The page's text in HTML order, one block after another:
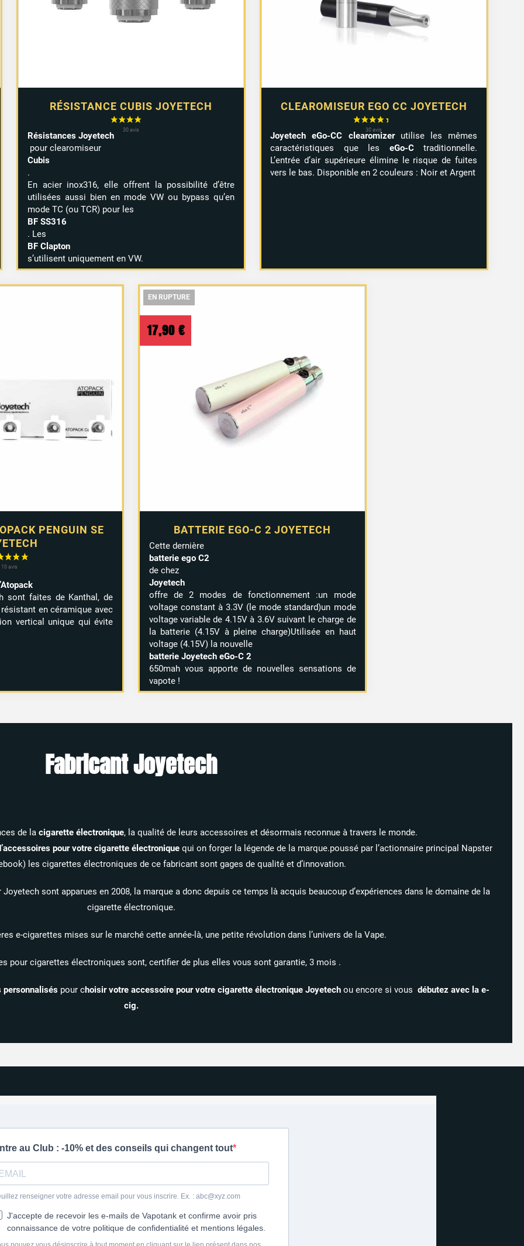
RÉSISTANCE CUBIS JOYETECH
11,90 €
Résistances Joyetech
pour clearomiseur
Cubis
.
En acier inox316, elle offrent la possibilité d’être
utilisées aussi bien en mode VW ou bypass qu’en
mode TC (ou TCR) pour les
BF SS316
. Les
BF Clapton
s’utilisent uniquement en VW.
CLEAROMISEUR EGO CC JOYETECH
Joyetech eGo-CC clearomizerutilise les mêmes
caractéristiques que les eGo-Ctraditionnelle.
L’entrée d’air supérieure élimine le risque de fuites
vers le bas. Disponible en 2 couleurs : Noir et Argent
PENGUIN SE
sont faites de Kanthal, de
en céramique avec
vertical unique qui évite
EN RUPTURE
EN RUPTURE
BATTERIE EGO-C 2 JOYETECH
17,90 €
Cette dernière
batterie ego C2
de chez
Joyetech
offre de 2 modes de fonctionnement :un mode
voltage constant à 3.3V (le mode standard)un mode
voltage variable de 4.15V à 3.6V suivant le charge de
la batterie (4.15V à pleine charge)Utilisée en haut
voltage (4.15V) la nouvelle
batterie Joyetech eGo-C 2
650mah vous apporte de nouvelles sensations de
vapote !
EN RUPTURE
Fabricant Joyetech
de la cigarette électronique, la qualité de leurs accessoires et désormais reconnue à travers le monde.
pour votre cigarette électroniquequi on forger la légende de la marque.poussé par l’actionnaire principal Napster
les cigarettes électroniques de ce fabricant sont gages de qualité et d’innovation.
sont apparues en 2008, la marque a donc depuis ce temps là acquis beaucoup d’expériences dans le domaine de la
cigarette électronique.
e-cigarettes mises sur le marché cette année-là, une petite révolution dans l’univers de la Vape.
pour cigarettes électroniques sont, certifier de plus elles vous sont garantie, 3 mois .
personnaliséspour choisir votre accessoire pour votre cigarette électronique Joyetechou encore si vous débutez avec la e-
cig.